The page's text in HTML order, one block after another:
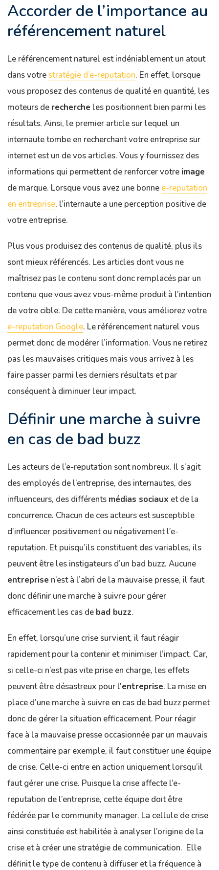
Accorder de l’importance au
référencement naturel
Le référencement naturel est indéniablement un atout
dans votrestratégie d’e-reputation. En effet, lorsque
vous proposez des contenus de qualité en quantité, les
moteurs de recherche les positionnent bien parmi les
résultats. Ainsi, le premier article sur lequel un
internaute tombe en recherchant votre entreprise sur
internet est un de vos articles. Vous y fournissez des
informations qui permettent de renforcer votre image
de marque. Lorsque vous avez une bonne e-reputation
en entreprise, l’internaute a une perception positive de
votre entreprise.
Plus vous produisez des contenus de qualité, plus ils
sont mieux référencés. Les articles dont vous ne
maîtrisez pas le contenu sont donc remplacés par un
contenu que vous avez vous-même produit à l’intention
de votre cible. De cette manière, vous améliorez votre
e-reputation Google. Le référencement naturel vous
permet donc de modérer l’information. Vous ne retirez
pas les mauvaises critiques mais vous arrivez à les
faire passer parmi les derniers résultats et par
conséquent à diminuer leur impact.
Définir une marche à suivre
en cas de bad buzz
Les acteurs de l’e-reputation sont nombreux. Il s’agit
des employés de l’entreprise, des internautes, des
influenceurs, des différents médias sociaux et de la
concurrence. Chacun de ces acteurs est susceptible
d’influencer positivement ou négativement l’e-
reputation. Et puisqu’ils constituent des variables, ils
peuvent être les instigateurs d’un bad buzz. Aucune
entreprise n’est à l’abri de la mauvaise presse, il faut
donc définir une marche à suivre pour gérer
efficacement les cas de bad buzz.
En effet, lorsqu’une crise survient, il faut réagir
rapidement pour la contenir et minimiser l’impact. Car,
si celle-ci n’est pas vite prise en charge, les effets
peuvent être désastreux pour l’entreprise. La mise en
place d’une marche à suivre en cas de bad buzz permet
donc de gérer la situation efficacement. Pour réagir
face à la mauvaise presse occasionnée par un mauvais
commentaire par exemple, il faut constituer une équipe
de crise. Celle-ci entre en action uniquement lorsqu’il
faut gérer une crise. Puisque la crise affecte l’e-
reputation de l’entreprise, cette équipe doit être
fédérée par le community manager. La cellule de crise
ainsi constituée est habilitée à analyser l’origine de la
crise et à créer une stratégie de communication. Elle
définit le type de contenu à diffuser et la fréquence à